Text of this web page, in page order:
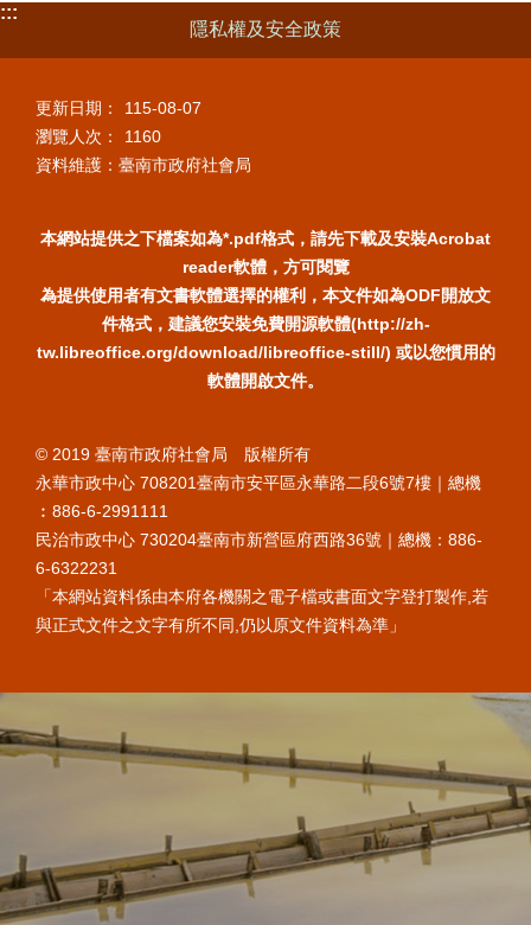
:::
隱私權及安全政策
更新日期：
115-08-07
瀏覽人次：
1160
資料維護：臺南市政府社會局
本網站提供之下檔案如為*.pdf格式，請先下載及安裝Acrobat
reader軟體，方可閱覽
為提供使用者有文書軟體選擇的權利，本文件如為ODF開放文
件格式，建議您安裝免費開源軟體(http://zh-
tw.libreoffice.org/download/libreoffice-still/) 或以您慣用的
軟體開啟文件。
© 2019 臺南市政府社會局 版權所有
永華市政中心 708201臺南市安平區永華路二段6號7樓｜總機
︰886-6-2991111
民治市政中心 730204臺南市新營區府西路36號｜總機：886-
6-6322231
「本網站資料係由本府各機關之電子檔或書面文字登打製作,若
與正式文件之文字有所不同,仍以原文件資料為準」